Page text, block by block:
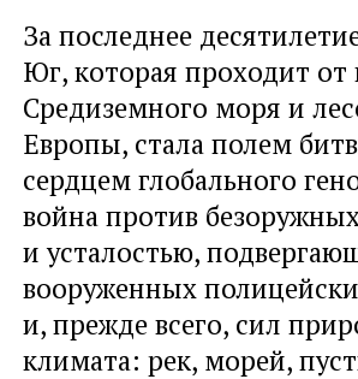
За последнее
Юг, которая проходит
Средиземного моря и
Европы, стала полем
сердцем глобального
война против
и усталостью,
вооруженных
и, прежде всего, сил
климата: рек, морей,